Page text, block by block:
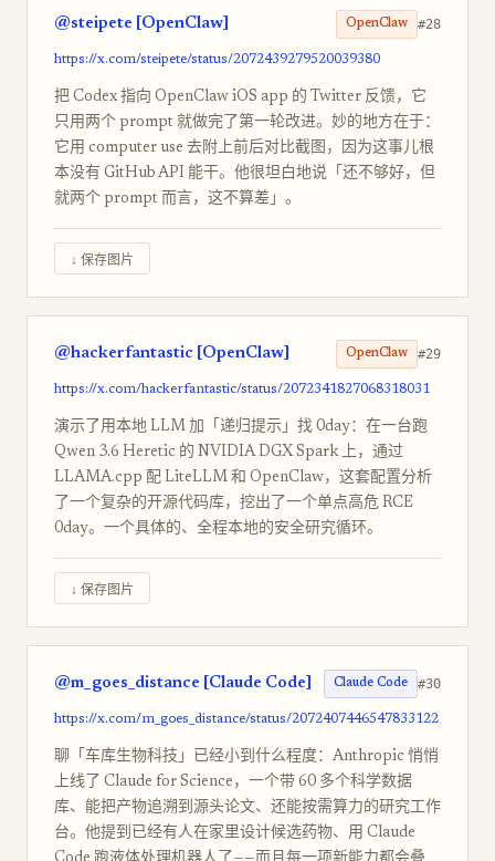
@steipete [OpenClaw] OpenClaw #28
https://x.com/steipete/status/2072439279520039380
把 Codex 指向 OpenClaw iOS app 的 Twitter 反馈，它
只用两个 prompt 就做完了第一轮改进。妙的地方在于：
它用 computer use 去附上前后对比截图，因为这事儿根
本没有 GitHub API 能干。他很坦白地说「还不够好，但
就两个 prompt 而言，这不算差」。
↓ 保存图片
@hackerfantastic [OpenClaw] OpenClaw #29
https://x.com/hackerfantastic/status/2072341827068318031
演示了用本地 LLM 加「递归提示」找 0day：在一台跑
Qwen 3.6 Heretic 的 NVIDIA DGX Spark 上，通过
LLAMA.cpp 配 LiteLLM 和 OpenClaw，这套配置分析
了一个复杂的开源代码库，挖出了一个单点高危 RCE
0day。一个具体的、全程本地的安全研究循环。
↓ 保存图片
@m_goes_distance [Claude Code] Claude Code #30
https://x.com/m_goes_distance/status/2072407446547833122
聊「车库生物科技」已经小到什么程度：Anthropic 悄悄
上线了 Claude for Science，一个带 60 多个科学数据
库、能把产物追溯到源头论文、还能按需算力的研究工作
台。他提到已经有人在家里设计候选药物、用 Claude